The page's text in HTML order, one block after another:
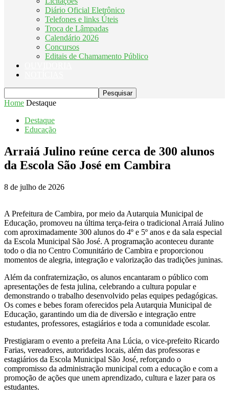
Diário Oficial Eletrônico
Telefones e links Úteis
Troca de Lâmpadas
Calendário 2026
Concursos
Editais de Chamamento Público
Home Destaque
Destaque
Educação
Arraiá Julino reúne cerca de 300 alunos
da Escola São José em Cambira
8 de julho de 2026
A Prefeitura de Cambira, por meio da Autarquia Municipal de
Educação, promoveu na última terça-feira o tradicional Arraiá Julino
com aproximadamente 300 alunos do 4º e 5º anos e da sala especial
da Escola Municipal São José. A programação aconteceu durante
todo o dia no Centro Comunitário de Cambira e proporcionou
momentos de alegria, integração e valorização das tradições juninas.
Além da confraternização, os alunos encantaram o público com
apresentações de festa julina, celebrando a cultura popular e
demonstrando o trabalho desenvolvido pelas equipes pedagógicas.
Os comes e bebes foram oferecidos pela Autarquia Municipal de
Educação, garantindo um dia de diversão e integração entre
estudantes, professores, estagiários e toda a comunidade escolar.
Prestigiaram o evento a prefeita Ana Lúcia, o vice-prefeito Ricardo
Farias, vereadores, autoridades locais, além das professoras e
estagiários da Escola Municipal São José, reforçando o
compromisso da administração municipal com a educação e com a
promoção de ações que unem aprendizado, cultura e lazer para os
estudantes.